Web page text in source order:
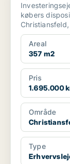
købers disposition
investeri...
Areal
357 m2
Pris
1.695.000
Område
Type